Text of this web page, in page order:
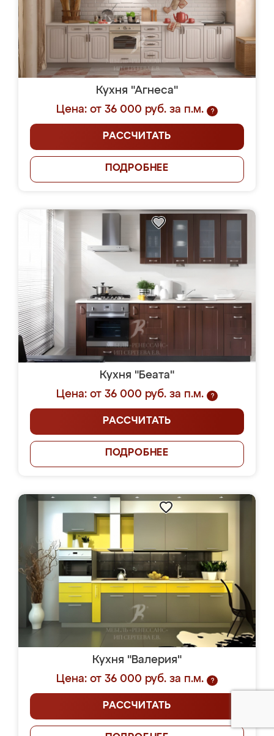
Кухня "Агнеса"
Цена: от 36 000 руб. за п.м.
?
РАССЧИТАТЬ
ПОДРОБНЕЕ
Кухня "Беата"
Цена: от 36 000 руб. за п.м.
?
РАССЧИТАТЬ
ПОДРОБНЕЕ
Кухня "Валерия"
Цена: от 36 000 руб. за п.м.
?
РАССЧИТАТЬ